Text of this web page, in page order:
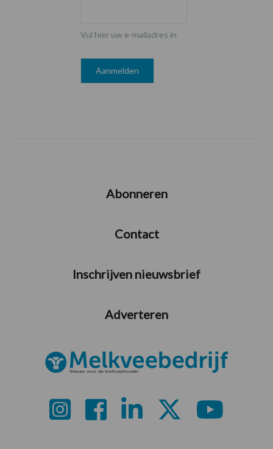
Vul hier uw e-mailadres in
Abonneren
Contact
Inschrijven nieuwsbrief
Adverteren